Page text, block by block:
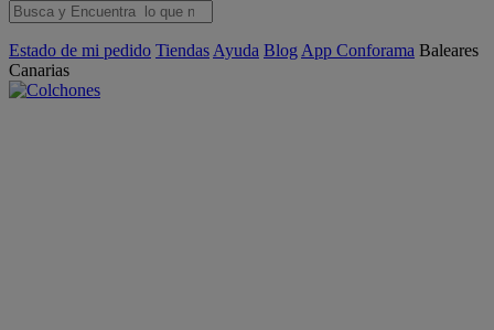
Estado de mi pedido Tiendas Ayuda Blog App Conforama Baleares
Canarias